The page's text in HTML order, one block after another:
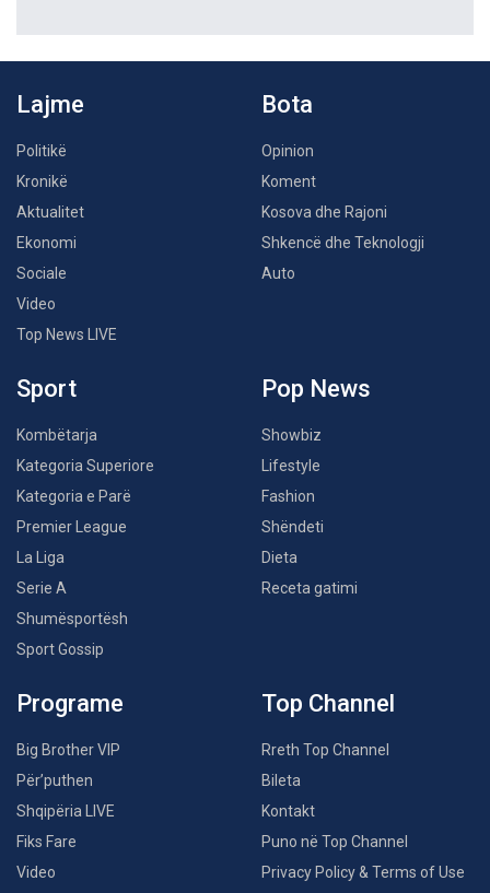
Lajme
Politikë
Kronikë
Aktualitet
Ekonomi
Sociale
Video
Top News LIVE
Bota
Opinion
Koment
Kosova dhe Rajoni
Shkencë dhe Teknologji
Auto
Sport
Kombëtarja
Kategoria Superiore
Kategoria e Parë
Premier League
La Liga
Serie A
Shumësportësh
Sport Gossip
Pop News
Showbiz
Lifestyle
Fashion
Shëndeti
Dieta
Receta gatimi
Programe
Big Brother VIP
Për’puthen
Shqipëria LIVE
Fiks Fare
Video
Top Channel
Rreth Top Channel
Bileta
Kontakt
Puno në Top Channel
Privacy Policy & Terms of Use